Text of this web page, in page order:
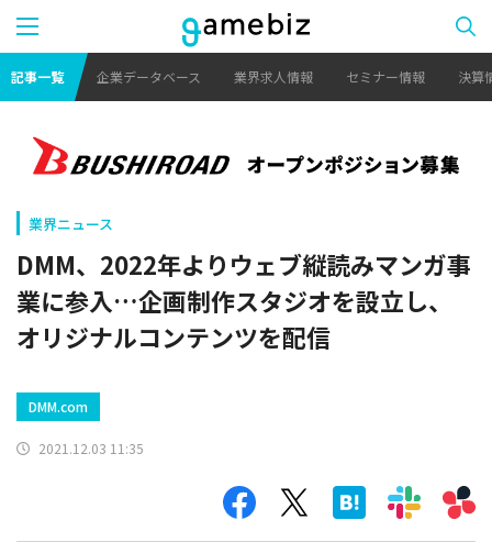
記事一覧 企業データベース 業界求人情報 セミナー情報 決算
業界ニュース
DMM、2022年よりウェブ縦読みマンガ事
業に参入…企画制作スタジオを設立し、
オリジナルコンテンツを配信
DMM.com
2021.12.03 11:35